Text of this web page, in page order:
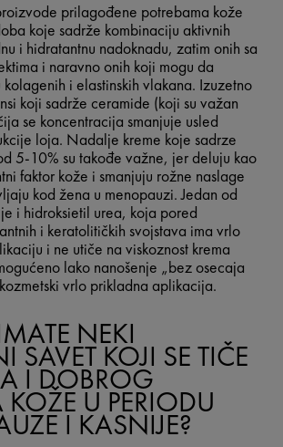
prilagođene potrebama kože
koje sadrže kombinaciju aktivnih
i hidratantnu nadoknadu, zatim onih sa
i naravno onih koji mogu da
kolagenih i elastinskih vlakana. Izuzetno
koji sadrže ceramide (koji su važan
se koncentracija smanjuje usled
loja. Nadalje kreme koje sadrze
5-10% su takođe važne, jer deluju kao
faktor kože i smanjuju rožne naslage
kod žena u menopauzi. Jedan od
i hidroksietil urea, koja pored
i keratolitičkih svojstava ima vrlo
i ne utiče na viskoznost krema
lako nanošenje „bez osecaja
vrlo prikladna aplikacija.
NEKI
SAVET KOJI SE TIČE
I DOBROG
KOŽE U PERIODU
I KASNIJE?